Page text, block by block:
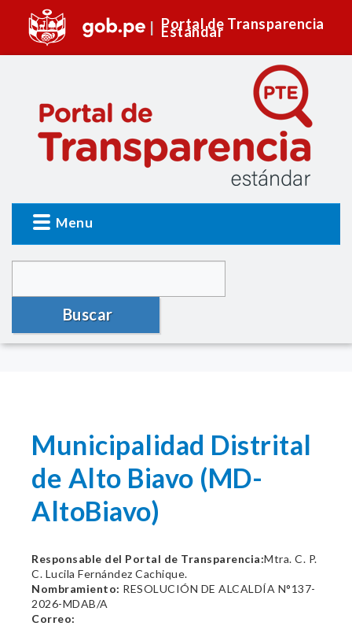
Portal de Transparencia
Estándar
Menu
Buscar
Municipalidad Distrital
de Alto Biavo (MD-
AltoBiavo)
Responsable del Portal de Transparencia:Mtra. C. P.
C. Lucila Fernández Cachique.
Nombramiento: RESOLUCIÓN DE ALCALDÍA N°137-
2026-MDAB/A
Correo: